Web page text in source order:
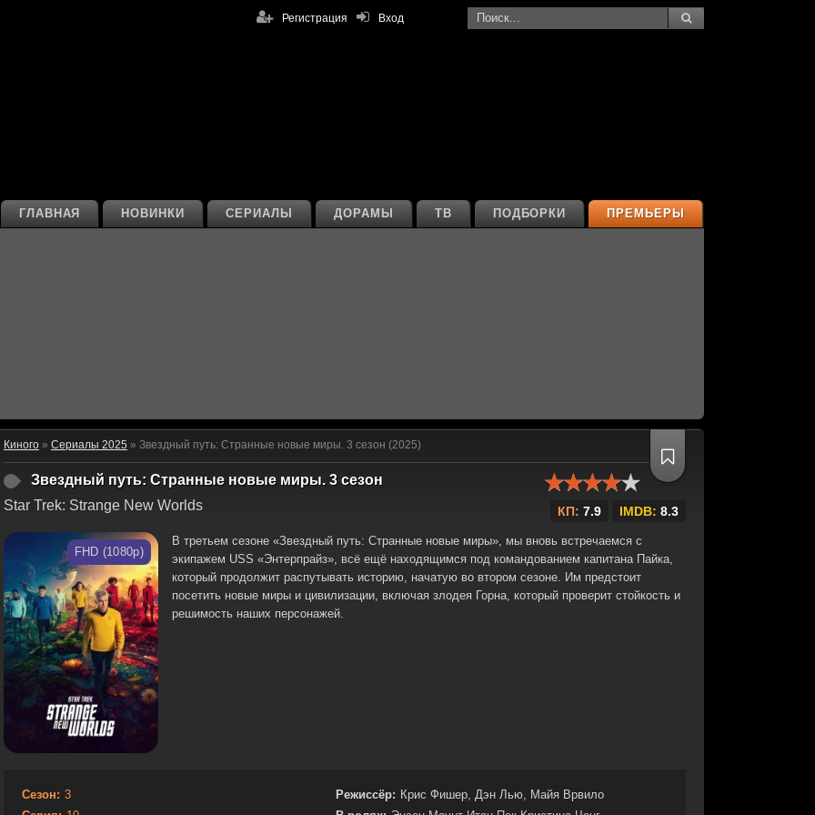
Вход
Регистрация
ПРЕМЬЕРЫ
ПОДБОРКИ
ТВ
ДОРАМЫ
СЕРИАЛЫ
НОВИНКИ
ГЛАВНАЯ
Киного » Сериалы 2025 » Звездный путь: Странные новые миры. 3 сезон (2025)
Звездный путь: Странные новые миры. 3 сезон
Star Trek: Strange New Worlds
КП: 7.9 IMDB: 8.3
FHD (1080p)
В третьем сезоне «Звездный путь: Странные новые миры», мы вновь встречаемся с
экипажем USS «Энтерпрайз», всё ещё находящимся под командованием капитана Пайка,
который продолжит распутывать историю, начатую во втором сезоне. Им предстоит
посетить новые миры и цивилизации, включая злодея Горна, который проверит стойкость и
решимость наших персонажей.
Сезон: 3
Режиссёр: Крис Фишер, Дэн Лью, Майя Врвило